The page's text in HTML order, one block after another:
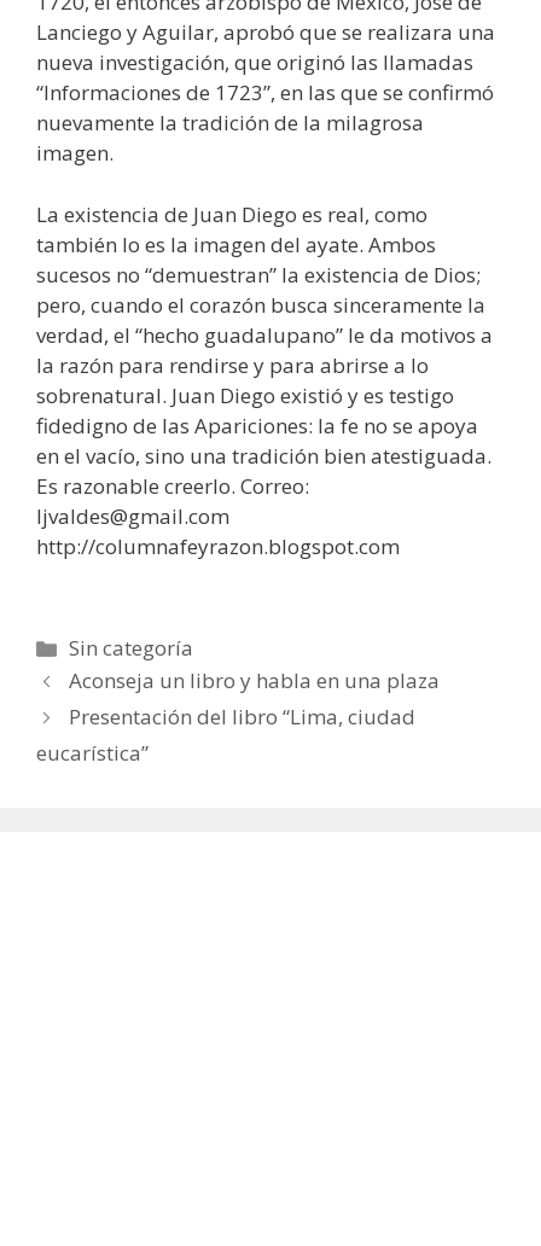
Lanciego y Aguilar, aprobó que se realizara una
nueva investigación, que originó las llamadas
“Informaciones de 1723”, en las que se confirmó
nuevamente la tradición de la milagrosa
imagen.
La existencia de Juan Diego es real, como
también lo es la imagen del ayate. Ambos
sucesos no “demuestran” la existencia de Dios;
pero, cuando el corazón busca sinceramente la
verdad, el “hecho guadalupano” le da motivos a
la razón para rendirse y para abrirse a lo
sobrenatural. Juan Diego existió y es testigo
fidedigno de las Apariciones: la fe no se apoya
en el vacío, sino una tradición bien atestiguada.
Es razonable creerlo. Correo:
ljvaldes@gmail.com
http://columnafeyrazon.blogspot.com
Categorías
Sin categoría
Aconseja un libro y habla en una plaza
Presentación del libro “Lima, ciudad
eucarística”